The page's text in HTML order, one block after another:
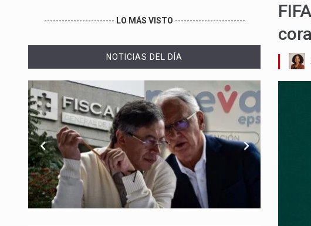
------------------------ LO MÁS VISTO ------------------------
NOTICIAS DEL DÍA